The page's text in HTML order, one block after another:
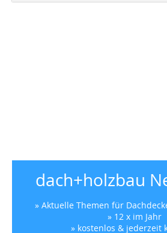
dach+holzbau
» Aktuelle Themen für
» 12 x im Jahr
» kostenlos & jederzeit